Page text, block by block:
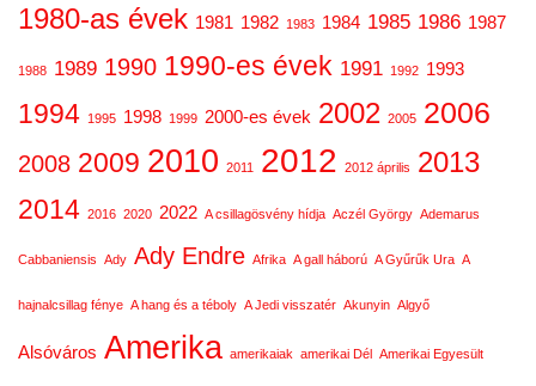
1980-as évek 1981 1982 1983 1984 1985 1986 1987
1988 1989 1990 1990-es évek 1991 1992 1993
1994 1995 1998 1999 2000-es évek 2002 2005 2006
2008 2009 2010 2011 2012 2012 április 2013
2014 2016 2020 2022 A csillagösvény hídja Aczél György Ademarus
Cabbaniensis Ady Ady Endre Afrika A gall háború A Gyűrűk Ura A
hajnalcsillag fénye A hang és a téboly A Jedi visszatér Akunyin Algyő
Alsóváros Amerika amerikaiak amerikai Dél Amerikai Egyesült